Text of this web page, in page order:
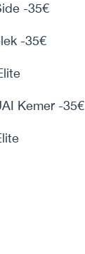
-35€
-35€
Kemer -35€